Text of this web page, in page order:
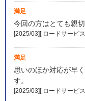
満足
今回の方はとても親
[2025/03][ ロードサービ
満足
思いのほか対応が早
す。
[2025/03][ ロードサービ